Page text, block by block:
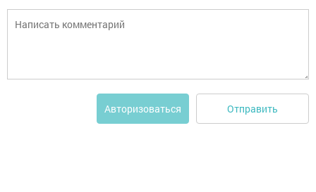
Авторизоваться Отправить